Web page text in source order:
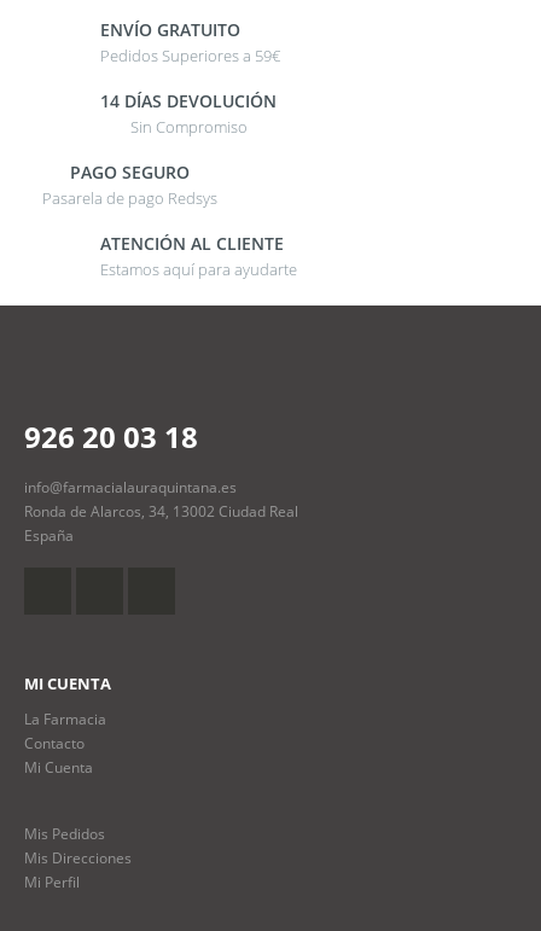
ENVÍO GRATUITO
Pedidos Superiores a 59€
14 DÍAS DEVOLUCIÓN
Sin Compromiso
PAGO SEGURO
Pasarela de pago Redsys
ATENCIÓN AL CLIENTE
Estamos aquí para ayudarte
926 20 03 18
info@farmacialauraquintana.es
Ronda de Alarcos, 34, 13002 Ciudad Real
España
MI CUENTA
La Farmacia
Contacto
Mi Cuenta
Mis Pedidos
Mis Direcciones
Mi Perfil